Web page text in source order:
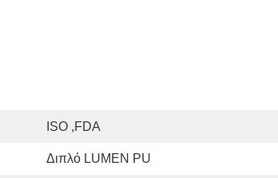
ISO ,FDA
Διπλό LUMEN PU